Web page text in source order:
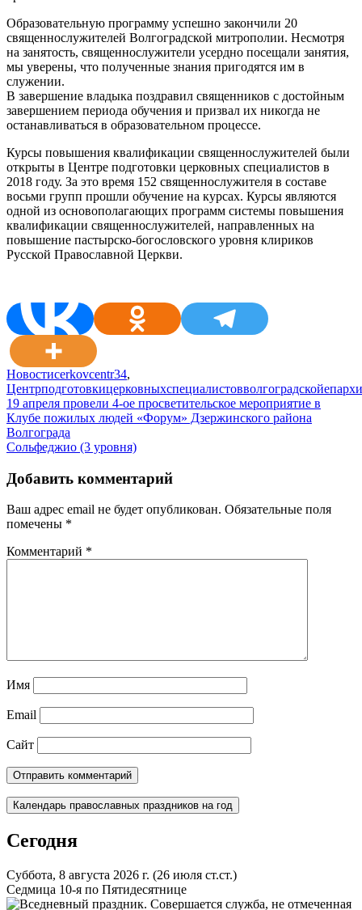
Образовательную программу успешно закончили 20
священнослужителей Волгоградской митрополии. Несмотря
на занятость, священнослужители усердно посещали занятия,
мы уверены, что полученные знания пригодятся им в
служении.
В завершение владыка поздравил священников с достойным
завершением периода обучения и призвал их никогда не
останавливаться в образовательном процессе.
Курсы повышения квалификации священнослужителей были
открыты в Центре подготовки церковных специалистов в
2018 году. За это время 152 священнослужителя в составе
восьми групп прошли обучение на курсах. Курсы являются
одной из основополагающих программ системы повышения
квалификации священнослужителей, направленных на
повышение пастырско-богословского уровня клириков
Русской Православной Церкви.
Новостиcerkovcentr34,
Навигация
по
записям
19 апреля провели 4-ое просветительское мероприятие в
Клубе пожилых людей «Форум» Дзержинского района
Волгограда
Сольфеджио (3 уровня)
Добавить комментарий
Ваш адрес email не будет опубликован. Обязательные поля
помечены *
Комментарий *
Имя
Email
Сайт
Календарь православных праздников на год
Сегодня
Суббота, 8 августа 2026 г. (26 июля ст.ст.)
Седмица 10-я по Пятидесятнице